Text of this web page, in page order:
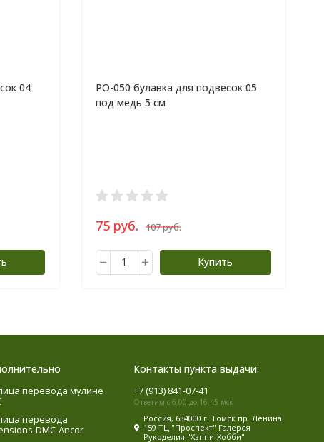
04
PO-050 булавка для подвесок 05
под медь 5 см
75 руб. 107 руб.
Купить
перевода мулине
перевода
DMC-Ancor
Контакты пункта выдачи:
+7 (913) 841-07-41
Ответим с 6.00 до 16.45 мск
Россия, 634000 г. Томск пр. Ленина
159 ТЦ "Проспект" Галерея
Рукоделия "Хэппи-Хобби"